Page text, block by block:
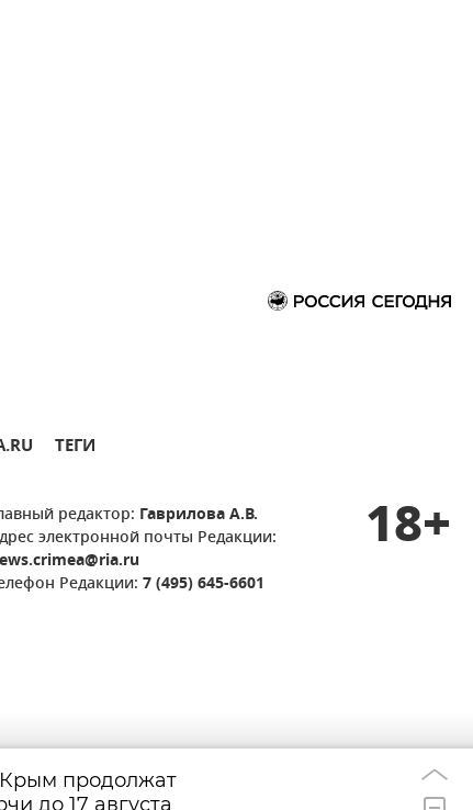
ТЕГИ
редактор: Гаврилова А.В.
электронной почты Редакции:
Редакции: 7 (495) 645-6601
18+
продолжат
до 17 августа
В Крыму
объемы